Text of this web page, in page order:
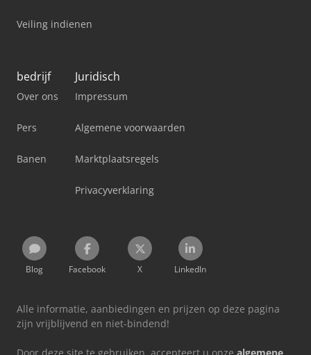
Veiling indienen
bedrijf
Over ons
Pers
Banen
Juridisch
Impressum
Algemene voorwaarden
Marktplaatsregels
Privacyverklaring
Blog Facebook X LinkedIn
Alle informatie, aanbiedingen en prijzen op deze pagina
zijn vrijblijvend en niet-bindend!